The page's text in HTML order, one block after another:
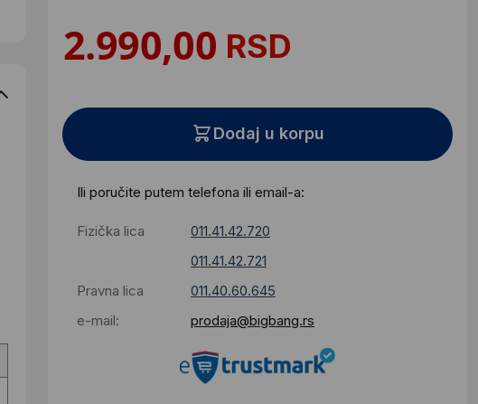
RSD
Dodaj u korpu
Ili poručite putem telefona ili email-a:
Fizička lica
011.41.42.720
011.41.42.721
Pravna lica
011.40.60.645
e-mail:
prodaja@bigbang.rs